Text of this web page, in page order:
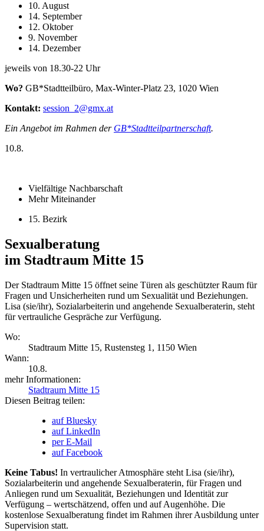
10. August
14. September
12. Oktober
9. November
14. Dezember
jeweils von 18.30-22 Uhr
Wo? GB*Stadtteilbüro, Max-Winter-Platz 23, 1020 Wien
Kontakt: session_2@gmx.at
Ein Angebot im Rahmen der GB*Stadtteilpartnerschaft.
10.8.
Vielfältige Nachbarschaft
Mehr Miteinander
15. Bezirk
Sexualberatung
im Stadtraum Mitte 15
Der Stadtraum Mitte 15 öffnet seine Türen als geschützter Raum für
Fragen und Unsicherheiten rund um Sexualität und Beziehungen.
Lisa (sie/ihr), Sozialarbeiterin und angehende Sexualberaterin, steht
für vertrauliche Gespräche zur Verfügung.
Wo:
Stadtraum Mitte 15, Rustensteg 1, 1150 Wien
Wann:
10.8.
mehr Informationen:
Stadtraum Mitte 15
Diesen Beitrag teilen:
auf Bluesky
auf LinkedIn
per E-Mail
auf Facebook
Keine Tabus! In vertraulicher Atmosphäre steht Lisa (sie/ihr),
Sozialarbeiterin und angehende Sexualberaterin, für Fragen und
Anliegen rund um Sexualität, Beziehungen und Identität zur
Verfügung – wertschätzend, offen und auf Augenhöhe. Die
kostenlose Sexualberatung findet im Rahmen ihrer Ausbildung unter
Supervision statt.